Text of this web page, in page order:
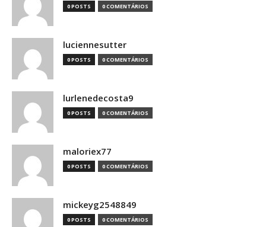
0 POSTS 0 COMENTÁRIOS
luciennesutter
0 POSTS 0 COMENTÁRIOS
lurlenedecosta9
0 POSTS 0 COMENTÁRIOS
maloriex77
0 POSTS 0 COMENTÁRIOS
mickeyg2548849
0 POSTS 0 COMENTÁRIOS